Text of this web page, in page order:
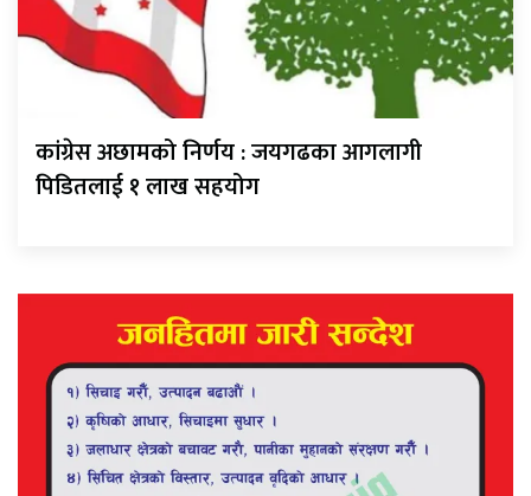
कांग्रेस अछामको निर्णय : जयगढका आगलागी
पिडितलाई १ लाख सहयोग